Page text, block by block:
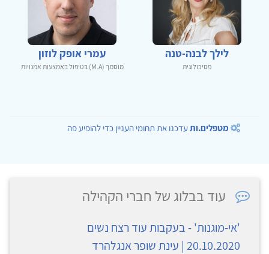
לילך לבנה-טנה
פסיכולוגית
עמרי אופק לוזון
מוסמך (M.A) בטיפול באמצעות אמנויות
מטפלים.ותעדכנו את תחומי העניין כדי להופיע פה
עוד בבלוג של חברי הקהילה
'אי-מוגנות' - בעקבות עוד רצח נשים
20.10.2020 | עינת שופר אנגלהרד